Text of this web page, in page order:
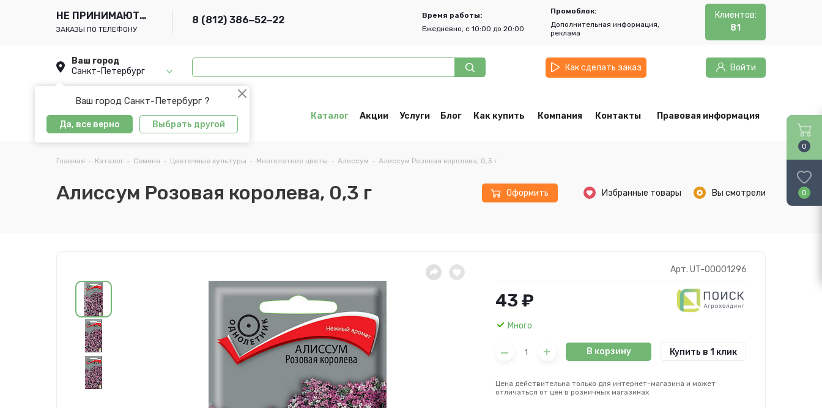
НЕ ПРИНИМАЮТСЯ
ЗАКАЗЫ ПО ТЕЛЕФОНУ
8 (812) 386‒52‒22
Время работы:
Ежедневно, с 10:00 до 20:00
Промоблок:
Дополнительная информация,
реклама
Клиентов:
81
Ваш город
Санкт-Петербург
Ваш город Санкт-Петербург ?
Да, все верно Выбрать другой
Как сделать заказ Войти
Каталог Акции Услуги Блог Как купить Компания Контакты Правовая информация
Главная - Каталог - Семена - Цветочные культуры - Многолетние цветы - Алиссум - Алиссум Розовая королева, 0,3 г
Алиссум Розовая королева, 0,3 г Оформить Избранные товары Вы смотрели
Арт. UT-00001296
43 ₽
Много
В корзину Купить в 1 клик
Цена действительна только для интернет-магазина и может
отличаться от цен в розничных магазинах
0
0